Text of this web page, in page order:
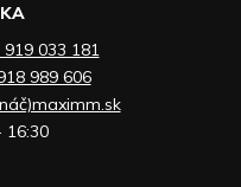
033 181
989 606
16:30